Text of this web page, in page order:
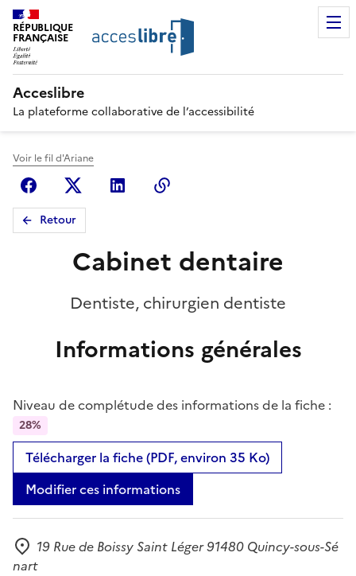
RÉPUBLIQUE
FRANÇAISE
Acceslibre
La plateforme collaborative de l’accessibilité
Voir le fil d'Ariane
FacebookX (anciennement Twitter)
Linkedin
Retour
Cabinet dentaire
Dentiste, chirurgien dentiste
Informations générales
Niveau de complétude des informations de la fiche :
28%
Télécharger la fiche (PDF, environ 35 Ko)
Modifier ces informations
Adresse
19 Rue de Boissy Saint Léger 91480 Quincy-sous-Sé
nart